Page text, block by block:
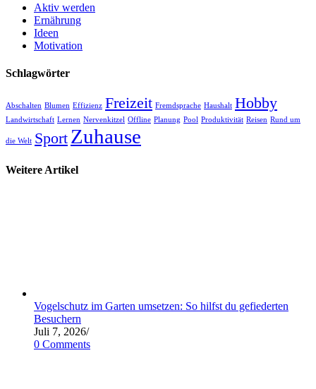
Aktiv werden
Ernährung
Ideen
Motivation
Schlagwörter
Abschalten Blumen Effizienz Freizeit Fremdsprache Haushalt Hobby
Landwirtschaft Lernen Nervenkitzel Offline Planung Pool Produktivität Reisen Rund um
die Welt Sport Zuhause
Weitere Artikel
Vogelschutz im Garten umsetzen: So hilfst du gefiederten
Besuchern
Juli 7, 2026/
0 Comments